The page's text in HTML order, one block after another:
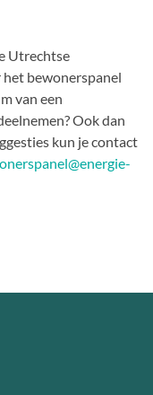
Utrechtse
bewonerspanel
van een
Ook dan
kun je contact